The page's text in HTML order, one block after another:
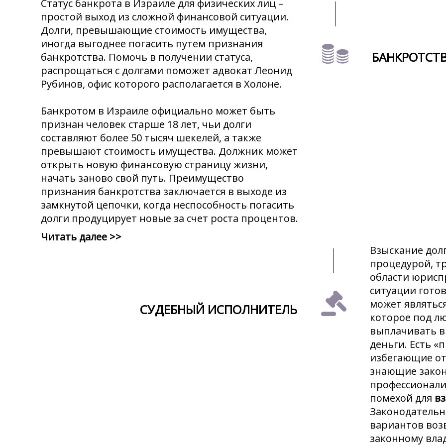
Статус банкрота в Израиле для физических лиц –
простой выход из сложной финансовой ситуации.
Долги, превышающие стоимость имущества,
иногда выгоднее погасить путем признания
банкротства. Помочь в получении статуса,
распрощаться с долгами поможет адвокат Леонид
Рубинов, офис которого располагается в Холоне.
Банкротом в Израиле официально может быть
признан человек старше 18 лет, чьи долги
составляют более 50 тысяч шекелей, а также
превышают стоимость имущества. Должник может
открыть новую финансовую страницу жизни,
начать заново свой путь. Преимущество
признания банкротства заключается в выходе из
замкнутой цепочки, когда неспособность погасить
долги продуцирует новые за счет роста процентов.
Читать далее >>
СУДЕБНЫЙ ИСПОЛНИТЕЛЬ
Взыскание
процедурой,
области
ситуации
может
которое под
выплачивать
деньги. Есть
избегающие
знающие
помехой для
вариантов
законному